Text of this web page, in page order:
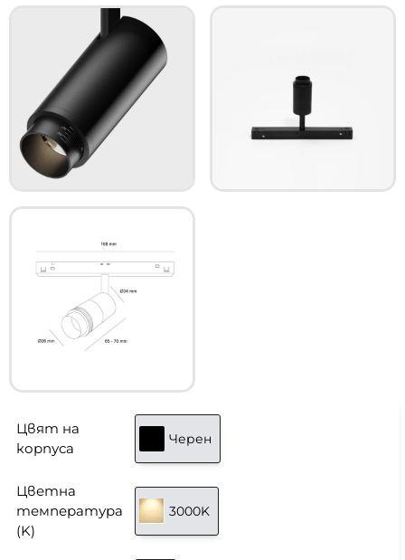
Цвят на
корпуса
Черен
Цветна
температура
(K)
3000K